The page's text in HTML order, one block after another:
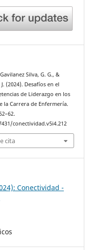
Silva, G. G., &
(2024). Desafíos en el
de Liderazgo en los
la Carrera de Enfermería.
conectividad.v5i4.212
cita
Conectividad -